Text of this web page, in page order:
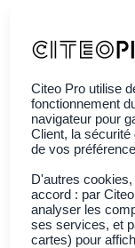
Citeo Pro utilise
fonctionnement
navigateur pour
Client, la
de vos
D'autres
accord : par
analyser les
ses services, et
cartes) pour